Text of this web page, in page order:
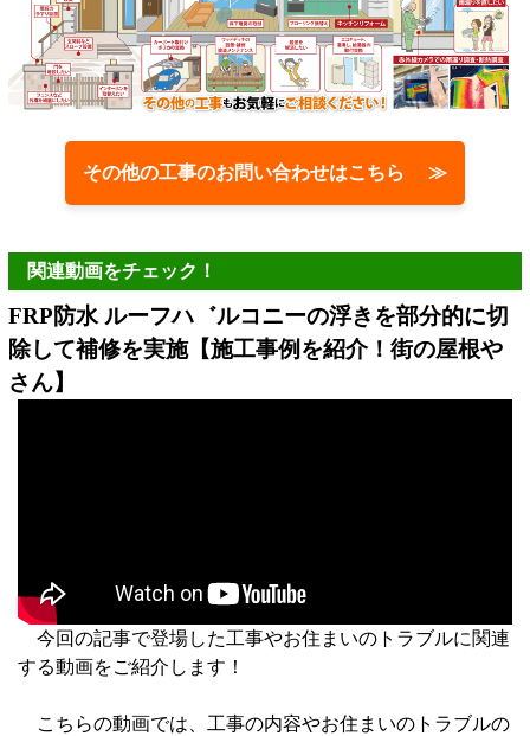
その他の工事のお問い合わせはこちら ≫
関連動画をチェック！
FRP防水 ルーフハ゛ルコニーの浮きを部分的に切
除して補修を実施【施工事例を紹介！街の屋根や
さん】
今回の記事で登場した工事やお住まいのトラブルに関連
する動画をご紹介します！
こちらの動画では、工事の内容やお住まいのトラブルの